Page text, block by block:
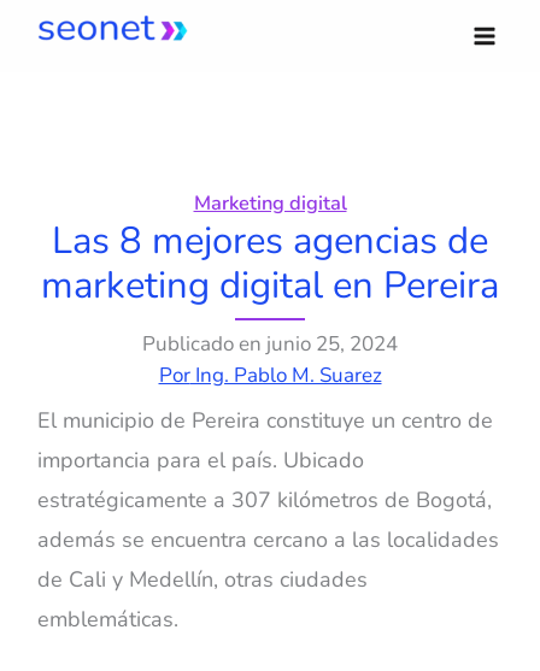
Marketing digital
Las 8 mejores agencias de
marketing digital en Pereira
Publicado en junio 25, 2024
PorIng. Pablo M. Suarez
El municipio de Pereira constituye un centro de
importancia para el país. Ubicado
estratégicamente a 307 kilómetros de Bogotá,
además se encuentra cercano a las localidades
de Cali y Medellín, otras ciudades
emblemáticas.